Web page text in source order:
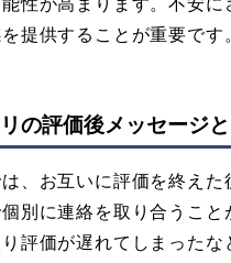
性が高まります。不安に
提供することが重要です
の評価後メッセージ
、お互いに評価を終えた
別に連絡を取り合うこと
評価が遅れてしまったな